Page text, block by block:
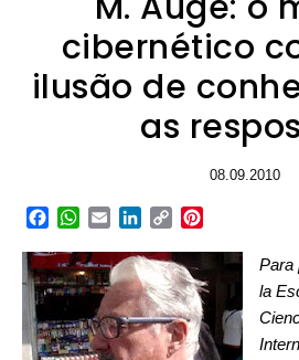
cibernético
ilusão de
as
08.09.2010
Facebook
WhatsApp
EmailLinkedIn
Copy
Para
la